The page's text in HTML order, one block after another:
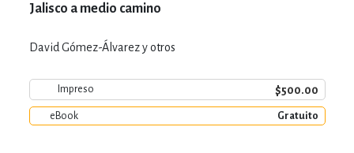
Jalisco a medio camino
David Gómez-Álvarez y otros
Impreso $500.00
eBook Gratuito